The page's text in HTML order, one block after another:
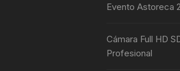
Evento Astoreca
Cámara Full HD
Profesional